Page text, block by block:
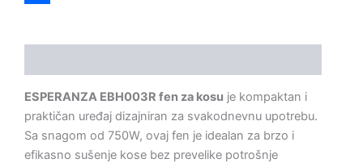
ESPERANZA EBH003R fen za kosu je kompaktan i
praktičan uređaj dizajniran za svakodnevnu upotrebu.
Sa snagom od 750W, ovaj fen je idealan za brzo i
efikasno sušenje kose bez prevelike potrošnje